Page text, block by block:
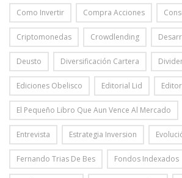
Como Invertir Compra Acciones
Criptomonedas Crowdlending
Deusto Diversificación Cartera
Ediciones Obelisco Editorial Lid
El Pequeño Libro Que Aun Vence Al Mercado
Entrevista Estrategia Inversion
Fernando Trias De Bes Fondos Indexados